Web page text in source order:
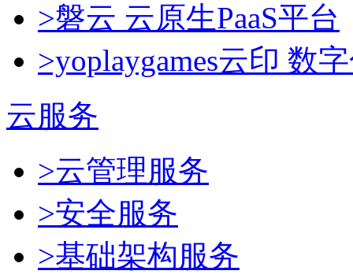
>磐云 云原生PaaS平台
>yoplaygames云印 数
云服务
>云管理服务
>安全服务
>基础架构服务